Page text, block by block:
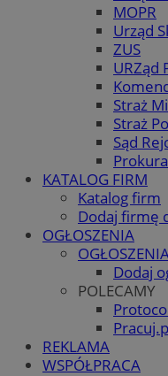
MOPR
Urząd
ZUS
URZąd
Straż
Straż
Sąd
KATALOG FIRM
Katalog firm
Dodaj firmę
OGŁOSZENIA
Dodaj
POLECAMY
REKLAMA
WSPÓŁPRACA